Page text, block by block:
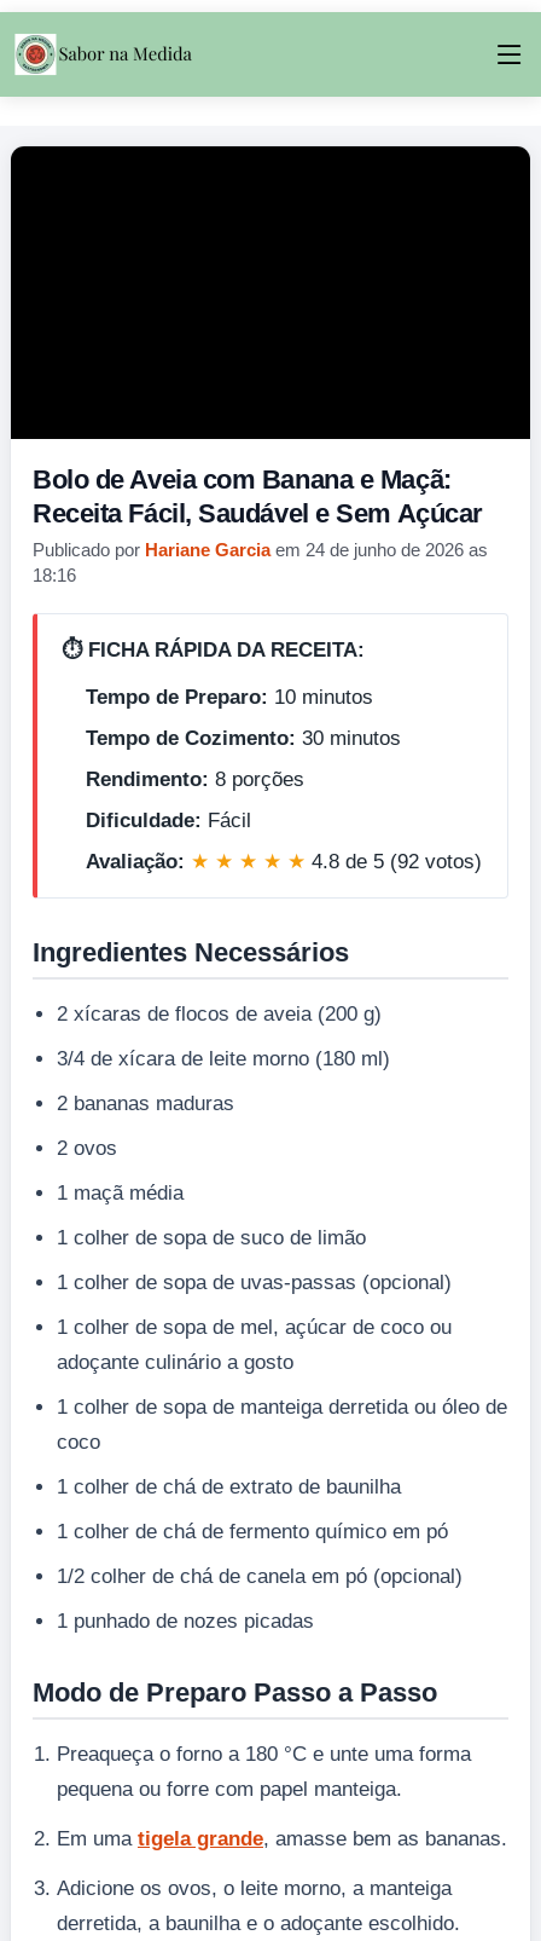
Bolo de Aveia com Banana e Maçã:
Receita Fácil, Saudável e Sem Açúcar
Publicado por Hariane Garciaem 24 de junho de 2026 as
18:16
⏱️ FICHA RÁPIDA DA RECEITA:
Tempo de Preparo: 10 minutos
Tempo de Cozimento: 30 minutos
Rendimento: 8 porções
Dificuldade: Fácil
Avaliação: ★ ★ ★ ★ ★ 4.8 de 5 (92 votos)
Ingredientes Necessários
2 xícaras de flocos de aveia (200 g)
3/4 de xícara de leite morno (180 ml)
2 bananas maduras
2 ovos
1 maçã média
1 colher de sopa de suco de limão
1 colher de sopa de uvas-passas (opcional)
1 colher de sopa de mel, açúcar de coco ou
adoçante culinário a gosto
1 colher de sopa de manteiga derretida ou óleo de
coco
1 colher de chá de extrato de baunilha
1 colher de chá de fermento químico em pó
1/2 colher de chá de canela em pó (opcional)
1 punhado de nozes picadas
Modo de Preparo Passo a Passo
Preaqueça o forno a 180 °C e unte uma forma
pequena ou forre com papel manteiga.
Em uma tigela grande, amasse bem as bananas.
Adicione os ovos, o leite morno, a manteiga
derretida, a baunilha e o adoçante escolhido.